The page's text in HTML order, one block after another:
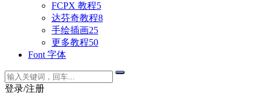
FCPX 教程5
达芬奇教程8
手绘插画25
更多教程50
Font 字体
登录/注册